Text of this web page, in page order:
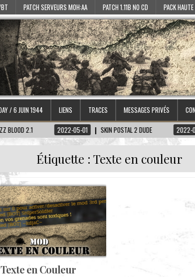
PATCH SERVEURS MOH:AA PATCH 1.11B NO CD PACK
/ 6 JUIN 1944 LIENS TRACES MESSAGES PRIVÉS
2022-05-01 SKIN POSTAL 2 DUDE 2022-03-24
Étiquette :Texte en couleur
en Couleur